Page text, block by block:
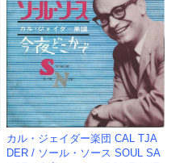
カル・ジェイダー楽団 CAL TJA
DER / ソール・ソース SOUL SA